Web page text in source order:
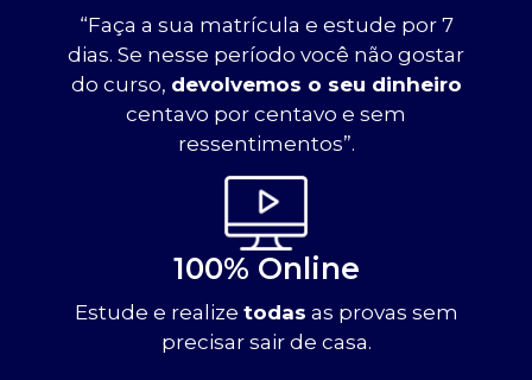
“Faça a sua matrícula e estude por 7
dias. Se nesse período você não gostar
do curso, devolvemos o seu dinheiro
centavo por centavo e sem
ressentimentos”.
100% Online
Estude e realize todas as provas sem
precisar sair de casa.